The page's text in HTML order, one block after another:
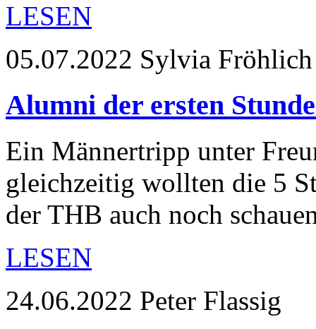
LESEN
05.07.2022 Sylvia Fröhlich
Alumni der ersten
Ein Männertripp unter
gleichzeitig wollten die 5
der THB auch noch
LESEN
24.06.2022 Peter Flassig